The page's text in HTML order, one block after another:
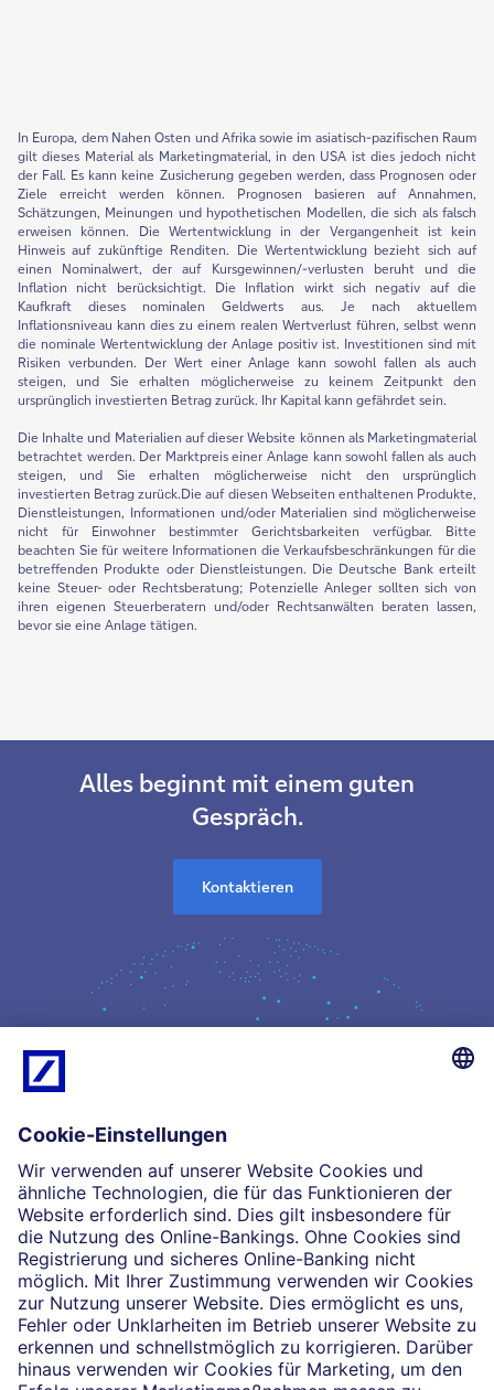
In Europa, dem Nahen Osten und Afrika sowie im asiatisch-pazifischen Raum
gilt dieses Material als Marketingmaterial, in den USA ist dies jedoch nicht
der Fall. Es kann keine Zusicherung gegeben werden, dass Prognosen oder
Ziele erreicht werden können. Prognosen basieren auf Annahmen,
Schätzungen, Meinungen und hypothetischen Modellen, die sich als falsch
erweisen können. Die Wertentwicklung in der Vergangenheit ist kein
Hinweis auf zukünftige Renditen. Die Wertentwicklung bezieht sich auf
einen Nominalwert, der auf Kursgewinnen/-verlusten beruht und die
Inflation nicht berücksichtigt. Die Inflation wirkt sich negativ auf die
Kaufkraft dieses nominalen Geldwerts aus. Je nach aktuellem
Inflationsniveau kann dies zu einem realen Wertverlust führen, selbst wenn
die nominale Wertentwicklung der Anlage positiv ist. Investitionen sind mit
Risiken verbunden. Der Wert einer Anlage kann sowohl fallen als auch
steigen, und Sie erhalten möglicherweise zu keinem Zeitpunkt den
ursprünglich investierten Betrag zurück. Ihr Kapital kann gefährdet sein.
Die Inhalte und Materialien auf dieser Website können als Marketingmaterial
betrachtet werden. Der Marktpreis einer Anlage kann sowohl fallen als auch
steigen, und Sie erhalten möglicherweise nicht den ursprünglich
investierten Betrag zurück.Die auf diesen Webseiten enthaltenen Produkte,
Dienstleistungen, Informationen und/oder Materialien sind möglicherweise
nicht für Einwohner bestimmter Gerichtsbarkeiten verfügbar. Bitte
beachten Sie für weitere Informationen die Verkaufsbeschränkungen für die
betreffenden Produkte oder Dienstleistungen. Die Deutsche Bank erteilt
keine Steuer- oder Rechtsberatung; Potenzielle Anleger sollten sich von
ihren eigenen Steuerberatern und/oder Rechtsanwälten beraten lassen,
bevor sie eine Anlage tätigen.
Alles beginnt mit einem guten
Gespräch.
Kontaktieren
Kompetenz
Einblicke
Unsere Partnerschaften
News